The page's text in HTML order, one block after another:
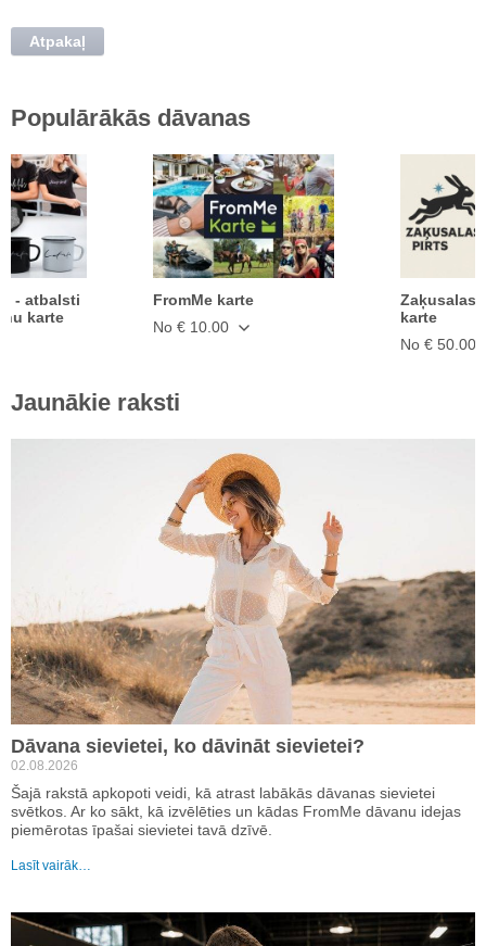
Atpakaļ
Populārākās dāvanas
- atbalsti
karte
FromMe karte
No € 10.00
Zaķusalas
karte
No € 50.00
Jaunākie raksti
Dāvana sievietei, ko dāvināt sievietei?
02.08.2026
Šajā rakstā apkopoti veidi, kā atrast labākās dāvanas sievietei
svētkos. Ar ko sākt, kā izvēlēties un kādas FromMe dāvanu idejas
piemērotas īpašai sievietei tavā dzīvē.
Lasīt vairāk…